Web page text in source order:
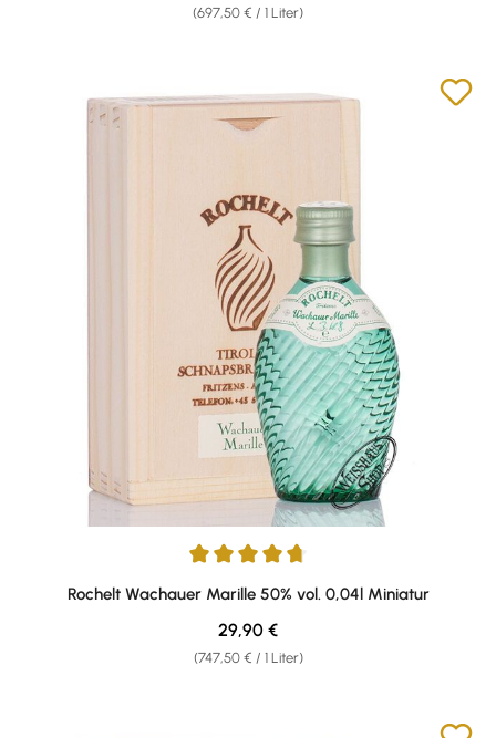
(697,50 € / 1 Liter)
Durchschnittliche Bewertung von 4.71 von 5 Sternen
Rochelt Wachauer Marille 50% vol. 0,04l Miniatur
(747,50 € / 1 Liter)
Regulärer Preis:
29,90 €